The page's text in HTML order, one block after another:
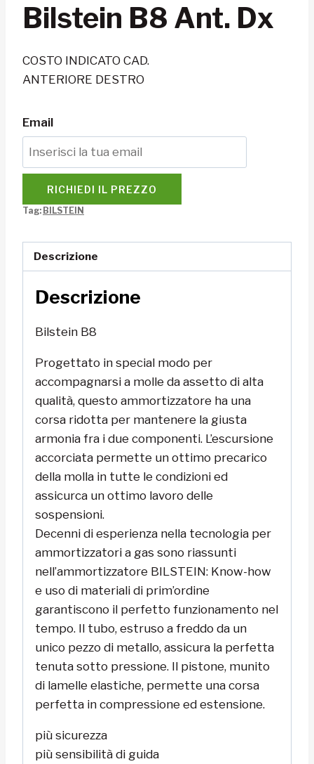
Bilstein B8 Ant. Dx
COSTO INDICATO CAD.
ANTERIORE DESTRO
Email
RICHIEDI IL PREZZO
Tag: BILSTEIN
Descrizione
Descrizione
Bilstein B8
Progettato in special modo per
accompagnarsi a molle da assetto di alta
qualità, questo ammortizzatore ha una
corsa ridotta per mantenere la giusta
armonia fra i due componenti. L’escursione
accorciata permette un ottimo precarico
della molla in tutte le condizioni ed
assicurca un ottimo lavoro delle
sospensioni.
Decenni di esperienza nella tecnologia per
ammortizzatori a gas sono riassunti
nell’ammortizzatore BILSTEIN: Know-how
e uso di materiali di prim’ordine
garantiscono il perfetto funzionamento nel
tempo. Il tubo, estruso a freddo da un
unico pezzo di metallo, assicura la perfetta
tenuta sotto pressione. Il pistone, munito
di lamelle elastiche, permette una corsa
perfetta in compressione ed estensione.
più sicurezza
più sensibilità di guida